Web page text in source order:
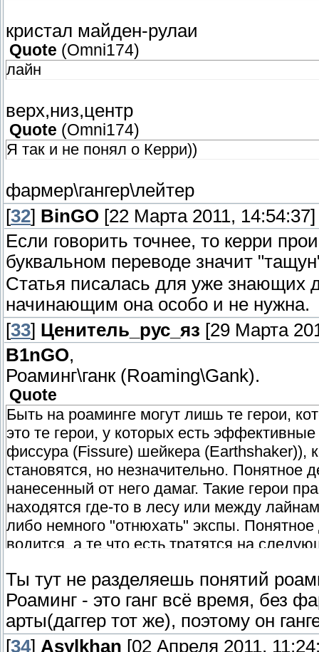
кристал майден-рулаи
Quote (Omni174)
лайн
верх,низ,центр
Quote (Omni174)
Я так и не понял о Керри))
фармер\гангер\лейтер
[32] BinGO [22 Марта 2011, 14:54:37]
Если говорить точнее, то керри
буквальном переводе значит
Статья писалась для уже знающих
начинающим она особо и не нужна.
[33] Ценитель_рус_яз [29 Марта
B1nGO,
Роаминг\ганк (Roaming\Gank).
Quote
Быть на роаминге могут лишь те герои,
это те герои, у которых есть
фиссура (Fissure) шейкера (Earthshaker)),
становятся, но незначительно. Понятное
нанесенный от него дамаг. Такие герои
находятся где-то в лесу или между
либо немного "отнюхать" экспы. Понятное
водится, а те что есть тратятся на
Ты тут не разделяешь понятий
Роаминг - это ганг всё время, без
арты(даггер тот же), поэтому он
[34] Asylkhan [02 Апреля 2011,